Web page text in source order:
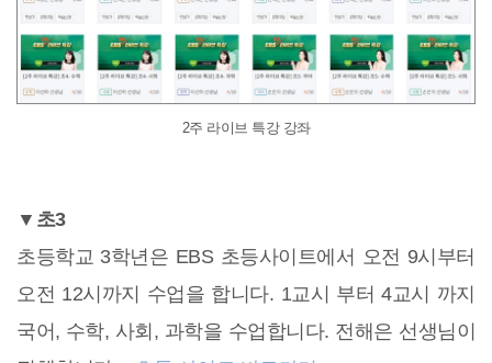
2주 라이브 특강 강좌
▼초3
초등학교 3학년은 EBS 초등사이트에서 오전 9시부터
오전 12시까지 수업을 합니다. 1교시 부터 4교시 까지
국어, 수학, 사회, 과학을 수업합니다. 전해은 선생님이